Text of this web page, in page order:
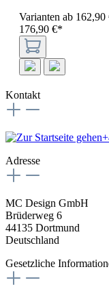
Varianten ab 162,90
176,90 €*
Kontakt
Adresse
MC Design GmbH
Brüderweg 6
44135 Dortmund
Deutschland
Gesetzliche